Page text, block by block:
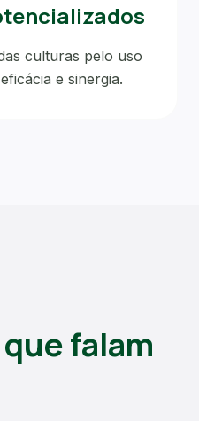
culturas pelo uso
e sinergia.
falam